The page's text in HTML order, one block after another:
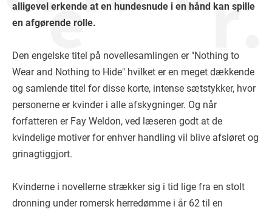
alligevel erkende at en hundesnude i en hånd kan spille
en afgørende rolle.
Den engelske titel på novellesamlingen er "Nothing to
Wear and Nothing to Hide" hvilket er en meget dækkende
og samlende titel for disse korte, intense sætstykker, hvor
personerne er kvinder i alle afskygninger. Og når
forfatteren er Fay Weldon, ved læseren godt at de
kvindelige motiver for enhver handling vil blive afsløret og
grinagtiggjort.
Kvinderne i novellerne strækker sig i tid lige fra en stolt
dronning under romersk herredømme i år 62 til en